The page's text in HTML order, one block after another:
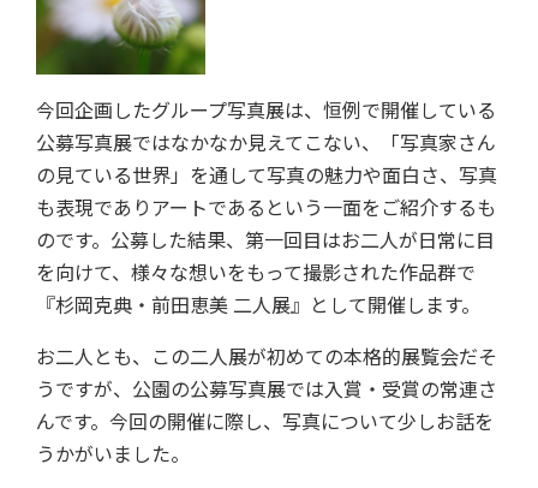
今回企画したグループ写真展は、恒例で開催している
公募写真展ではなかなか見えてこない、「写真家さん
の見ている世界」を通して写真の魅力や面白さ、写真
も表現でありアートであるという一面をご紹介するも
のです。公募した結果、第一回目はお二人が日常に目
を向けて、様々な想いをもって撮影された作品群で
『杉岡克典・前田恵美 二人展』として開催します。
お二人とも、この二人展が初めての本格的展覧会だそ
うですが、公園の公募写真展では入賞・受賞の常連さ
んです。今回の開催に際し、写真について少しお話を
うかがいました。